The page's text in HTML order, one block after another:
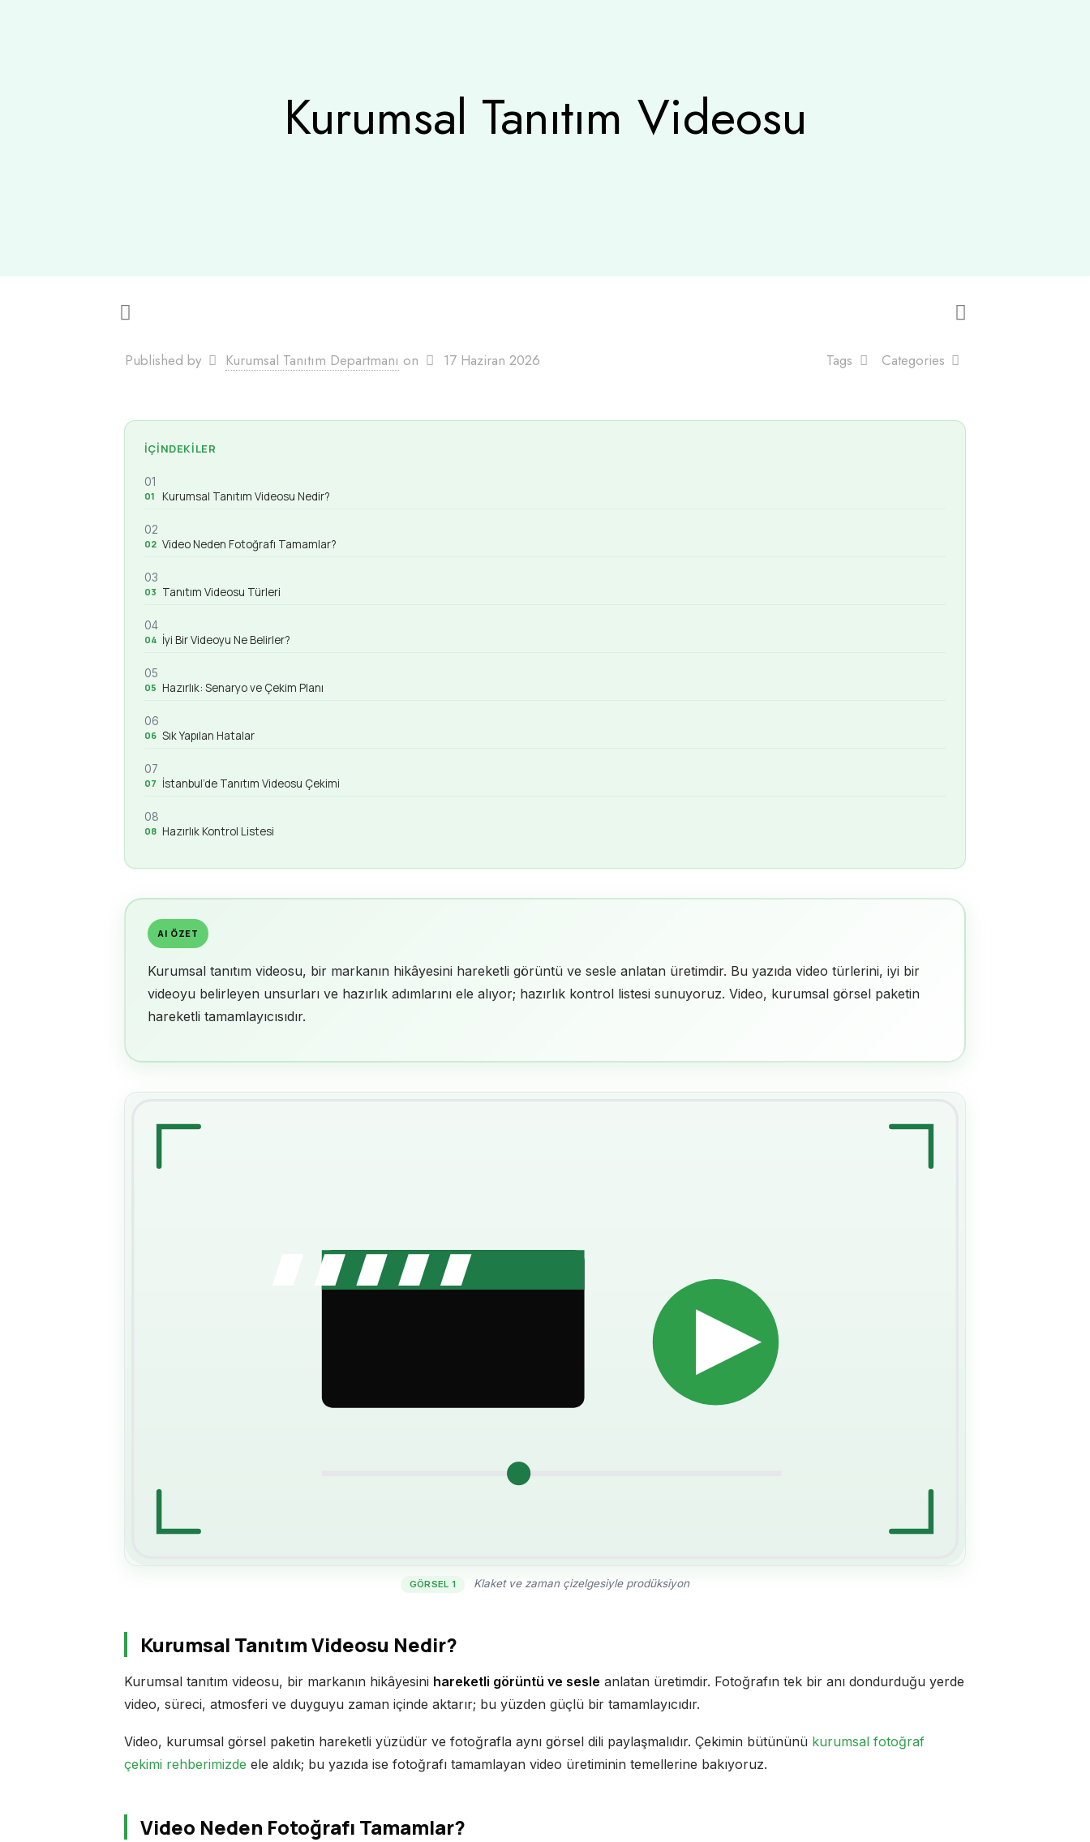
Kurumsal Tanıtım Videosu
Published by Kurumsal Tanıtım Departmanı on 17 Haziran 2026 Categories
Tags
İÇINDEKILER
01
Kurumsal Tanıtım Videosu Nedir?
02
Video Neden Fotoğrafı Tamamlar?
03
Tanıtım Videosu Türleri
04
İyi Bir Videoyu Ne Belirler?
05
Hazırlık: Senaryo ve Çekim Planı
06
Sık Yapılan Hatalar
07
İstanbul’de Tanıtım Videosu Çekimi
08
Hazırlık Kontrol Listesi
AI ÖZET
Kurumsal tanıtım videosu, bir markanın hikâyesini hareketli görüntü ve sesle anlatan üretimdir. Bu yazıda video türlerini, iyi bir
videoyu belirleyen unsurları ve hazırlık adımlarını ele alıyor; hazırlık kontrol listesi sunuyoruz. Video, kurumsal görsel paketin
hareketli tamamlayıcısıdır.
GÖRSEL 1 Klaket ve zaman çizelgesiyle prodüksiyon
Kurumsal Tanıtım Videosu Nedir?
Kurumsal tanıtım videosu, bir markanın hikâyesini hareketli görüntü ve sesle anlatan üretimdir. Fotoğrafın tek bir anı dondurduğu yerde
video, süreci, atmosferi ve duyguyu zaman içinde aktarır; bu yüzden güçlü bir tamamlayıcıdır.
Video, kurumsal görsel paketin hareketli yüzüdür ve fotoğrafla aynı görsel dili paylaşmalıdır. Çekimin bütününü kurumsal fotoğraf
çekimi rehberimizde ele aldık; bu yazıda ise fotoğrafı tamamlayan video üretiminin temellerine bakıyoruz.
Video Neden Fotoğrafı Tamamlar?